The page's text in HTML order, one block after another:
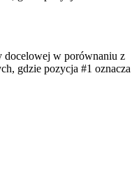
docelowej w porównaniu z
gdzie pozycja #1 oznacza